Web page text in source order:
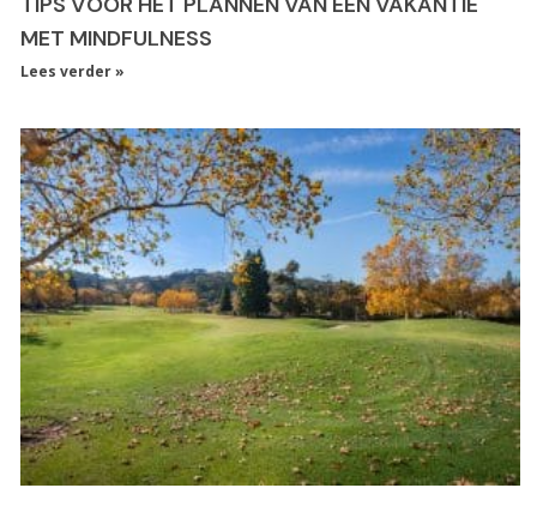
MET MINDFULNESS
Lees verder »